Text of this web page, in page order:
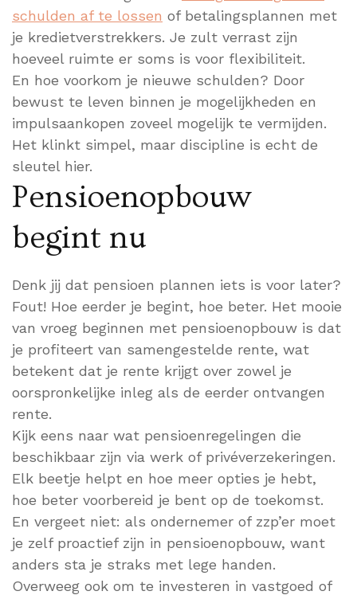
schulden af te lossen of betalingsplannen met
je kredietverstrekkers. Je zult verrast zijn
hoeveel ruimte er soms is voor flexibiliteit.
En hoe voorkom je nieuwe schulden? Door
bewust te leven binnen je mogelijkheden en
impulsaankopen zoveel mogelijk te vermijden.
Het klinkt simpel, maar discipline is echt de
sleutel hier.
Pensioenopbouw
begint nu
Denk jij dat pensioen plannen iets is voor later?
Fout! Hoe eerder je begint, hoe beter. Het mooie
van vroeg beginnen met pensioenopbouw is dat
je profiteert van samengestelde rente, wat
betekent dat je rente krijgt over zowel je
oorspronkelijke inleg als de eerder ontvangen
rente.
Kijk eens naar wat pensioenregelingen die
beschikbaar zijn via werk of privéverzekeringen.
Elk beetje helpt en hoe meer opties je hebt,
hoe beter voorbereid je bent op de toekomst.
En vergeet niet: als ondernemer of zzp’er moet
je zelf proactief zijn in pensioenopbouw, want
anders sta je straks met lege handen.
Overweeg ook om te investeren in vastgoed of